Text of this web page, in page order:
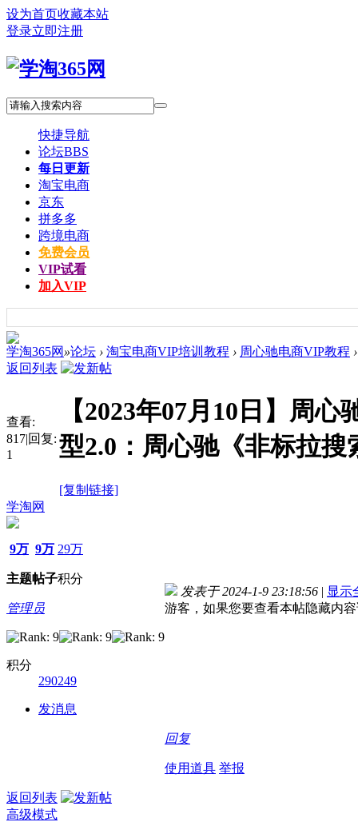
设为首页收藏本站
登录立即注册
快捷导航
论坛BBS
每日更新
淘宝电商
京东
拼多多
跨境电商
免费会员
VIP试看
加入VIP
学淘365网 »论坛 › 淘宝电商VIP培训教程 › 周心驰电商VIP教程 ›
返回列表
查看:
817|回复:
1
【2023年07月10日】周
型2.0：周心驰《非标拉
[复制链接]
学淘网
9万
主题
9万
帖子
29万
积分
管理员
积分
290249
发消息
发表于 2024-1-9 23:18:56 | 显示
游客，如果您要查看本帖隐藏内
回复
使用道具 举报
返回列表
高级模式